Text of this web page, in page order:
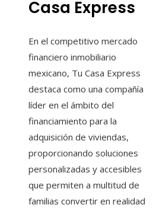
Casa Express
En el competitivo mercado
financiero inmobiliario
mexicano, Tu Casa Express
destaca como una compañía
líder en el ámbito del
financiamiento para la
adquisición de viviendas,
proporcionando soluciones
personalizadas y accesibles
que permiten a multitud de
familias convertir en realidad